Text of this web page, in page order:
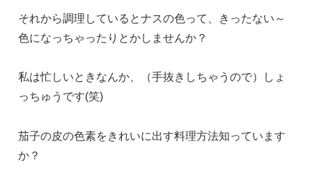
それから調理しているとナスの色って、きったない～
色になっちゃったりとかしませんか？
私は忙しいときなんか、（手抜きしちゃうので）しょ
っちゅうです(笑)
茄子の皮の色素をきれいに出す料理方法知っています
か？